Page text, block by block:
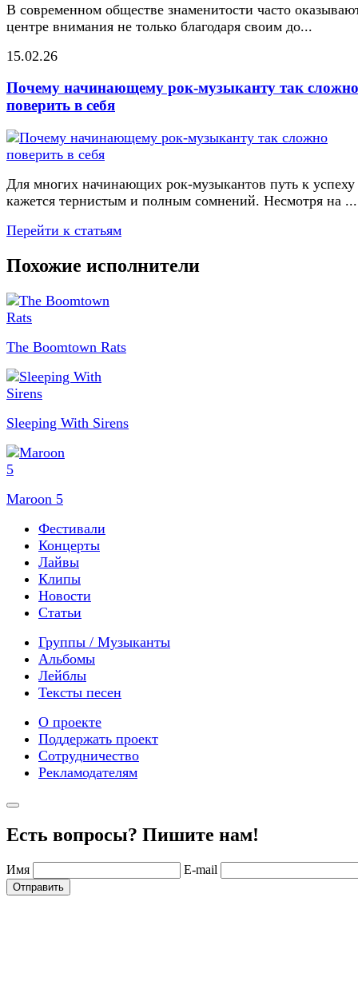
В современном обществе знаменитости часто
центре внимания не только благодаря своим до...
15.02.26
Почему начинающему рок-музыканту так сложно
поверить в себя
Для многих начинающих рок-музыкантов путь к успеху
кажется тернистым и полным сомнений. Несмотря на ...
Перейти к статьям
Похожие исполнители
The Boomtown Rats
Sleeping With Sirens
Maroon 5
Фестивали
Концерты
Лайвы
Клипы
Новости
Статьи
Группы / Музыканты
Альбомы
Лейблы
Тексты песен
О проекте
Поддержать проект
Сотрудничество
Рекламодателям
Есть вопросы? Пишите нам!
Имя E-mail